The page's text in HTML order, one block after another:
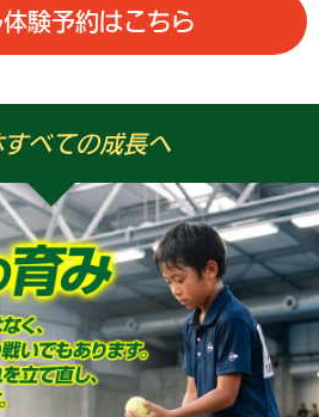
験予約はこちら
べての成長へ